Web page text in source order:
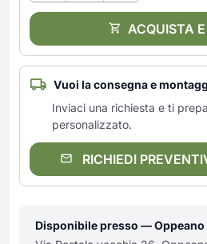
ACQUISTA
Vuoi la consegna e
Inviaci una richiesta e ti
personalizzato.
RICHIEDI
Disponibile presso — Oppeano